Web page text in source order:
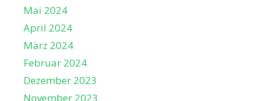
Mai 2024
April 2024
März 2024
Februar 2024
Dezember 2023
November 2023